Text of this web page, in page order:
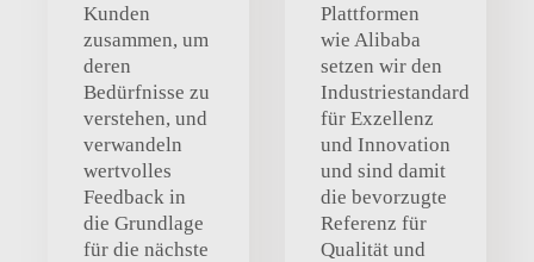
Kunden
zusammen, um
deren
Bedürfnisse zu
verstehen, und
verwandeln
wertvolles
Feedback in
die Grundlage
für die nächste
Plattformen
wie Alibaba
setzen wir den
Industriestandard
für Exzellenz
und Innovation
und sind damit
die bevorzugte
Referenz für
Qualität und